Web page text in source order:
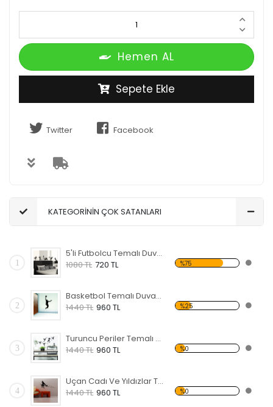
Hemen AL
Sepete Ekle
Twitter Facebook
KATEGORİNİN ÇOK SATANLARI
1
5'li Futbolcu Temalı Duvar Sticker
1080 TL 720 TL %75
2
Basketbol Temalı Duvar Sticker
1440 TL 960 TL %25
3
Turuncu Periler Temalı Duvar Sticker
1440 TL 960 TL %0
4
Uçan Cadı Ve Yıldızlar Temalı Duvar Sticker
1440 TL 960 TL %0